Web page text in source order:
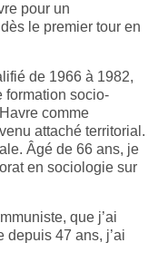
pour un
le premier tour en
de 1966 à 1982,
formation socio-
comme
attaché territorial.
Âgé de 66 ans, je
en sociologie sur
que j’ai
47 ans, j’ai